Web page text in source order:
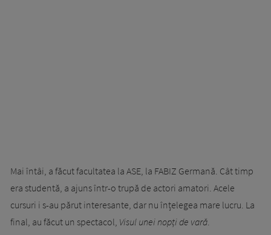
Mai întâi, a făcut facultatea la ASE, la FABIZ Germană. Cât timp
era studentă, a ajuns într-o trupă de actori amatori. Acele
cursuri i s-au părut interesante, dar nu înțelegea mare lucru. La
final, au făcut un spectacol, Visul unei nopți de vară